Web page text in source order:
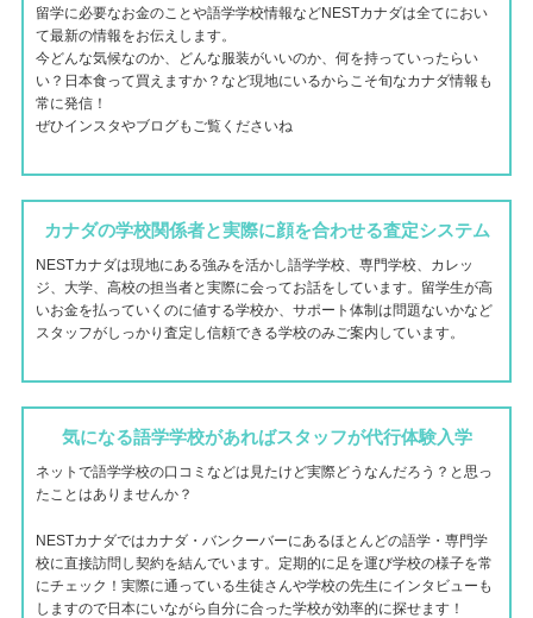
留学に必要なお金のことや語学学校情報などNESTカナダは全てにおい
て最新の情報をお伝えします。
今どんな気候なのか、どんな服装がいいのか、何を持っていったらい
い？日本食って買えますか？など現地にいるからこそ旬なカナダ情報も
常に発信！
ぜひインスタやブログもご覧くださいね
カナダの学校関係者と実際に顔を合わせる査定システム
NESTカナダは現地にある強みを活かし語学学校、専門学校、カレッ
ジ、大学、高校の担当者と実際に会ってお話をしています。留学生が高
いお金を払っていくのに値する学校か、サポート体制は問題ないかなど
スタッフがしっかり査定し信頼できる学校のみご案内しています。
気になる語学学校があればスタッフが代行体験入学
ネットで語学学校の口コミなどは見たけど実際どうなんだろう？と思っ
たことはありませんか？
NESTカナダではカナダ・バンクーバーにあるほとんどの語学・専門学
校に直接訪問し契約を結んでいます。定期的に足を運び学校の様子を常
にチェック！実際に通っている生徒さんや学校の先生にインタビューも
しますので日本にいながら自分に合った学校が効率的に探せます！